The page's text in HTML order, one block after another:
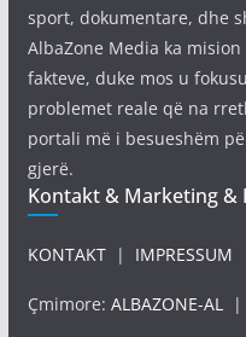
sport, dokumentare, dhe
AlbaZone Media ka
fakteve, duke mos u
problemet reale që na
portali më i besueshëm
gjerë.
Kontakt & Marketing &
KONTAKT| IMPRESSUM
Çmimore: ALBAZONE-AL|